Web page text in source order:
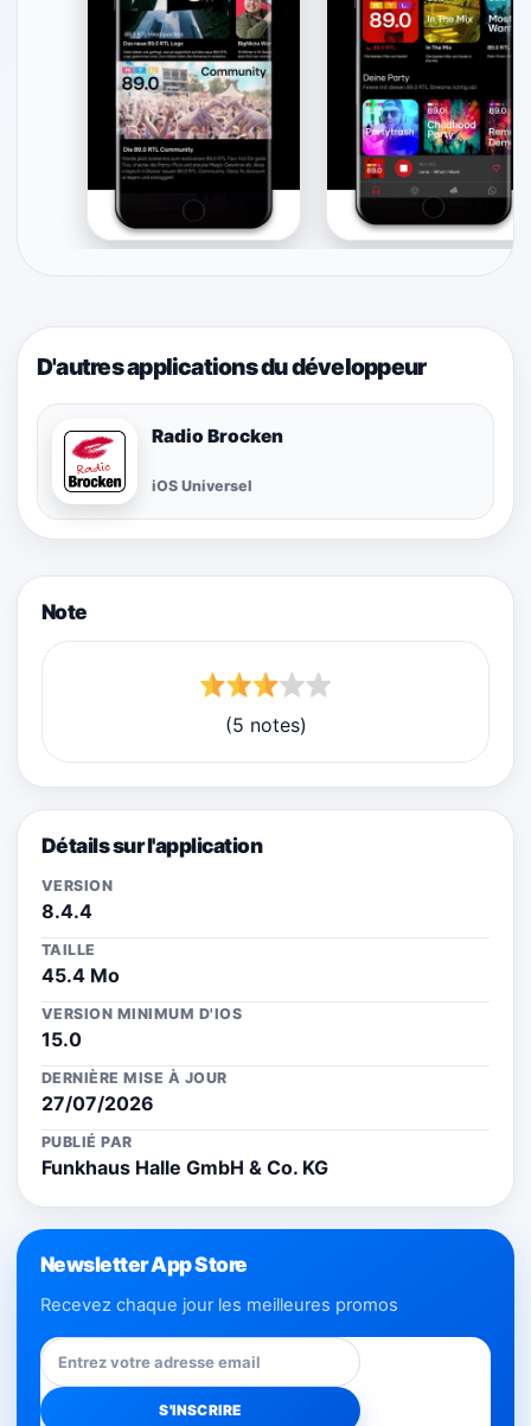
D'autres applications du développeur
Radio Brocken
iOS Universel
Note
(5 notes)
Détails sur l'application
VERSION
8.4.4
TAILLE
45.4 Mo
VERSION MINIMUM D'IOS
15.0
DERNIÈRE MISE À JOUR
27/07/2026
PUBLIÉ PAR
Funkhaus Halle GmbH & Co. KG
Newsletter App Store
Recevez chaque jour les meilleures promos